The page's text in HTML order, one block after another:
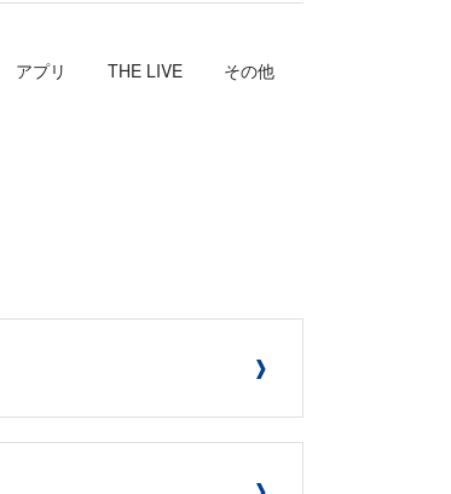
アプリ THE LIVE その他